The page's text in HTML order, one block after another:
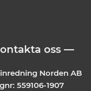
oss —
Norden AB
559106-1907